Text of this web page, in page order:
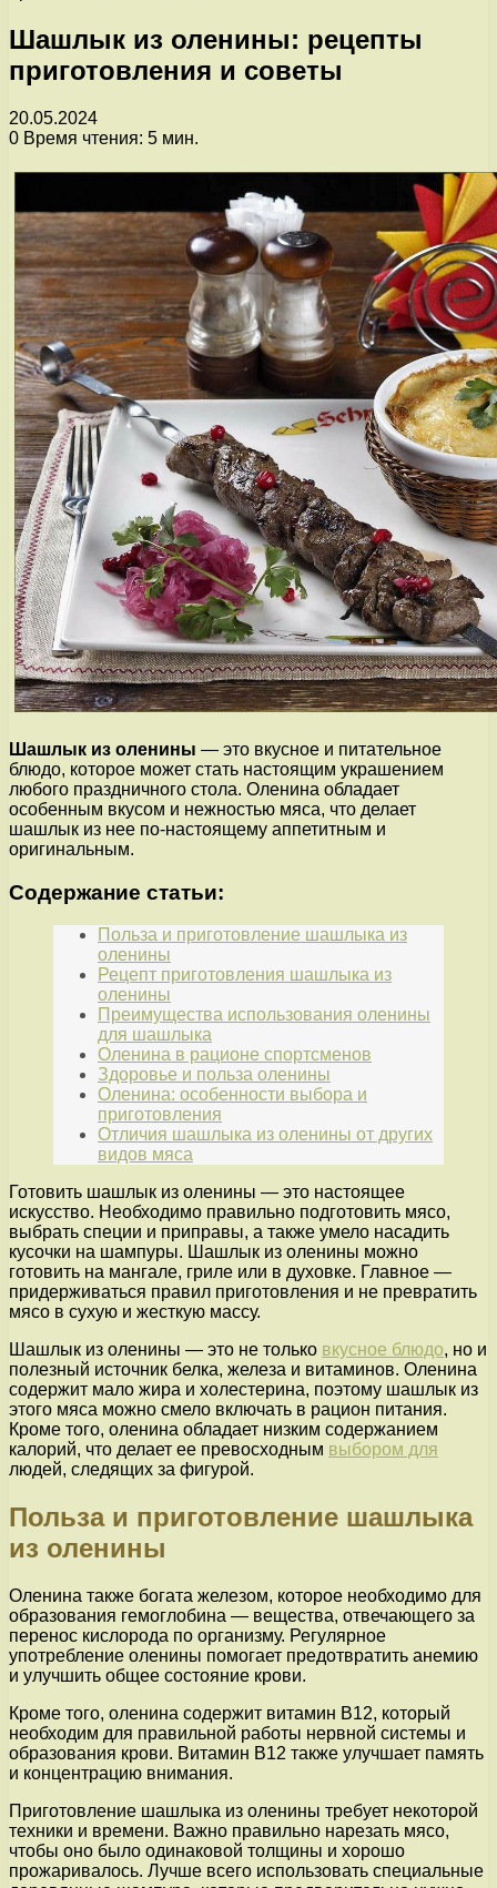
Шашлык из оленины: рецепты
приготовления и советы
20.05.2024
0 Время чтения: 5 мин.
Шашлык из оленины — это вкусное и питательное
блюдо, которое может стать настоящим украшением
любого праздничного стола. Оленина обладает
особенным вкусом и нежностью мяса, что делает
шашлык из нее по-настоящему аппетитным и
оригинальным.
Содержание статьи:
Польза и приготовление шашлыка из
оленины
Рецепт приготовления шашлыка из
оленины
Преимущества использования оленины
для шашлыка
Оленина в рационе спортсменов
Здоровье и польза оленины
Оленина: особенности выбора и
приготовления
Отличия шашлыка из оленины от других
видов мяса
Готовить шашлык из оленины — это настоящее
искусство. Необходимо правильно подготовить мясо,
выбрать специи и приправы, а также умело насадить
кусочки на шампуры. Шашлык из оленины можно
готовить на мангале, гриле или в духовке. Главное —
придерживаться правил приготовления и не превратить
мясо в сухую и жесткую массу.
Шашлык из оленины — это не только вкусное блюдо, но и
полезный источник белка, железа и витаминов. Оленина
содержит мало жира и холестерина, поэтому шашлык из
этого мяса можно смело включать в рацион питания.
Кроме того, оленина обладает низким содержанием
калорий, что делает ее превосходным выбором для
людей, следящих за фигурой.
Польза и приготовление шашлыка
из оленины
Оленина также богата железом, которое необходимо для
образования гемоглобина — вещества, отвечающего за
перенос кислорода по организму. Регулярное
употребление оленины помогает предотвратить анемию
и улучшить общее состояние крови.
Кроме того, оленина содержит витамин В12, который
необходим для правильной работы нервной системы и
образования крови. Витамин В12 также улучшает память
и концентрацию внимания.
Приготовление шашлыка из оленины требует некоторой
техники и времени. Важно правильно нарезать мясо,
чтобы оно было одинаковой толщины и хорошо
прожаривалось. Лучше всего использовать специальные